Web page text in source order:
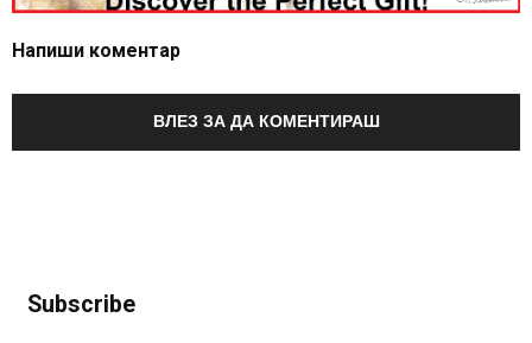
Напиши коментар
ВЛЕЗ ЗА ДА КОМЕНТИРАШ
Subscribe